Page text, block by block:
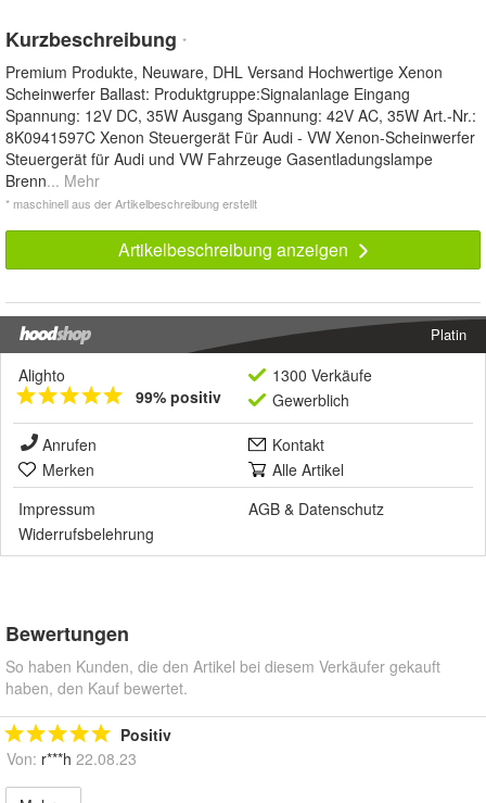
Kurzbeschreibung *
Premium Produkte, Neuware, DHL Versand Hochwertige Xenon
Scheinwerfer Ballast: Produktgruppe:Signalanlage Eingang
Spannung: 12V DC, 35W Ausgang Spannung: 42V AC, 35W Art.-Nr.:
8K0941597C Xenon Steuergerät Für Audi - VW Xenon-Scheinwerfer
Steuergerät für Audi und VW Fahrzeuge Gasentladungslampe
Brenn... Mehr
* maschinell aus der Artikelbeschreibung erstellt
Artikelbeschreibung anzeigen
Platin
Alighto
99% positiv
1300 Verkäufe
Gewerblich
Anrufen
Kontakt
Merken
Alle Artikel
Impressum
AGB & Datenschutz
Widerrufsbelehrung
Bewertungen
So haben Kunden, die den Artikel bei diesem Verkäufer gekauft
haben, den Kauf bewertet.
Positiv
Von: r***h 22.08.23